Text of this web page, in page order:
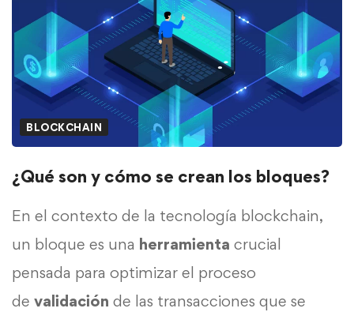
BLOCKCHAIN
¿Qué son y cómo se crean los bloques?
En el contexto de la tecnología blockchain,
un bloque es una herramienta crucial
pensada para optimizar el proceso
de validación de las transacciones que se